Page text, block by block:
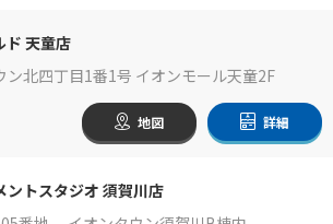
ド 天童店
ン北四丁目1番1号 イオンモール天童2F
地図 詳細
ントスタジオ 須賀川店